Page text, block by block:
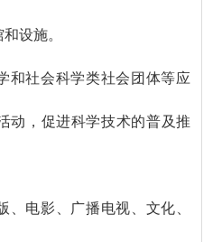
设施。
社会科学类社会团体等应
动，促进科学技术的普及推
电影、广播电视、文化、